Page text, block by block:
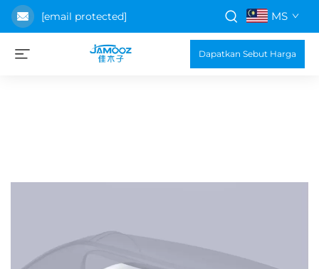
[email protected] MS
Dapatkan Sebut Harga